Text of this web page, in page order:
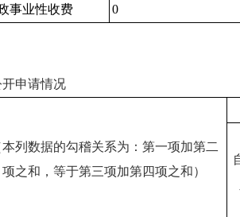
事业性收费
0
申请情况
本列数据的勾稽关系为：第一项加第二
项之和，等于第三项加第四项之和）